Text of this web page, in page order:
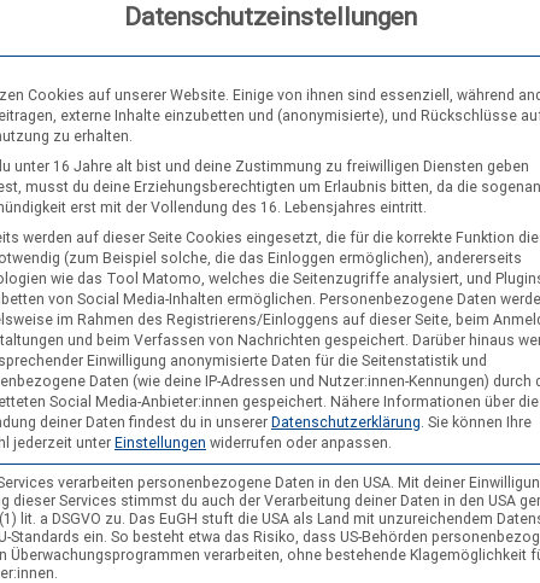
des Bezirks Hannover. Dabei ging es unter anderem
Bundeslager Sommerfest beim Ministerpräsidenten Die
treffen um die Inhalte dort gemeinsam vorzubereiten.
der Landesratsvorstand, der Landesversammlungsvorstand,
ein…
von der Landesversammlung 2014
7. April 2014
Datenschutzeinstellungen
Cookies auf unserer Website. Einige von ihnen sind essenziell, während
externe Inhalte einzubetten und (anonymisierte), und Rückschlüsse
zu erhalten.
unter 16 Jahre alt bist und deine Zustimmung zu freiwilligen Diensten geben
musst du deine Erziehungsberechtigten um Erlaubnis bitten, da die
erst mit der Vollendung des 16. Lebensjahres eintritt.
werden auf dieser Seite Cookies eingesetzt, die für die korrekte Funktion
(zum Beispiel solche, die das Einloggen ermöglichen), andererseits
wie das Tool Matomo, welches die Seitenzugriffe analysiert, und
von Social Media-Inhalten ermöglichen. Personenbezogene Daten
im Rahmen des Registrierens/Einloggens auf dieser Seite, beim
und beim Verfassen von Nachrichten gespeichert. Darüber hinaus
Einwilligung anonymisierte Daten für die Seitenstatistik und
Daten (wie deine IP-Adressen und Nutzer:innen-Kennungen) durch
Social Media-Anbieter:innen gespeichert. Nähere Informationen über die
deiner Daten findest du in unserer Datenschutzerklärung Sie können Ihre
jederzeit unter Einstellungen widerrufen oder anpassen.
verarbeiten personenbezogene Daten in den USA. Mit deiner
dieser Services stimmst du auch der Verarbeitung deiner Daten in den USA
lit. a DSGVO zu. Das EuGH stuft die USA als Land mit unzureichendem
Standards ein. So besteht etwa das Risiko, dass US-Behörden
Überwachungsprogrammen verarbeiten, ohne bestehende Klagemöglichkeit